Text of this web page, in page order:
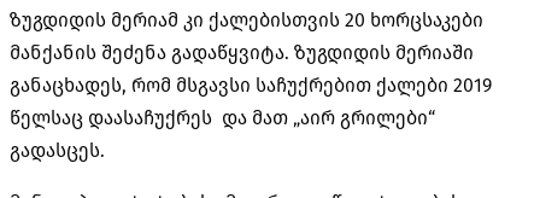
ზუგდიდის მერიამ კი ქალებისთვის 20 ხორცსაკები
მანქანის შეძენა გადაწყვიტა. ზუგდიდის მერიაში
განაცხადეს, რომ მსგავსი საჩუქრებით ქალები 2019
წელსაც დაასაჩუქრეს და მათ „აირ გრილები“
გადასცეს.